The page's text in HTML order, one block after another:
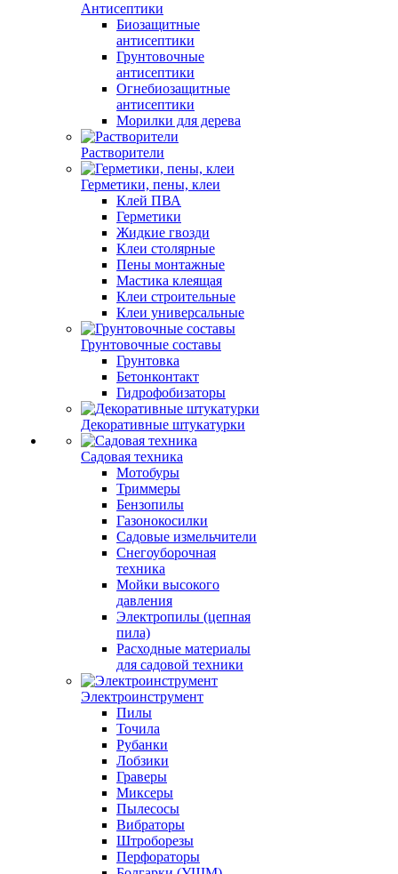
Антисептики
Биозащитные
антисептики
Грунтовочные
антисептики
Огнебиозащитные
антисептики
Морилки для дерева
Растворители
Герметики, пены, клеи
Клей ПВА
Герметики
Жидкие гвозди
Клеи столярные
Пены монтажные
Мастика клеящая
Клеи строительные
Клеи универсальные
Грунтовочные составы
Грунтовка
Бетонконтакт
Гидрофобизаторы
Декоративные штукатурки
Садовая техника
Мотобуры
Триммеры
Бензопилы
Газонокосилки
Садовые измельчители
Снегоуборочная
техника
Мойки высокого
давления
Электропилы (цепная
пила)
Расходные материалы
для садовой техники
Электроинструмент
Пилы
Точила
Рубанки
Лобзики
Граверы
Миксеры
Пылесосы
Вибраторы
Штроборезы
Перфораторы